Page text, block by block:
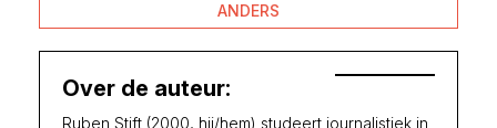
ANDERS
Over de auteur:
Ruben Stift (2000, hij/hem) studeert journalistiek in